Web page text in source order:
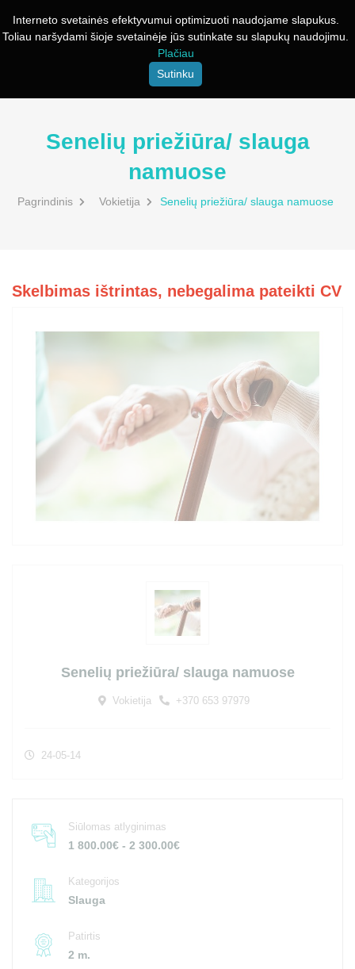
Interneto svetainės efektyvumui optimizuoti naudojame slapukus.
Toliau naršydami šioje svetainėje jūs sutinkate su slapukų naudojimu.
Plačiau
Sutinku
Senelių priežiūra/ slauga
namuose
Pagrindinis Vokietija Senelių priežiūra/ slauga namuose
Skelbimas ištrintas, nebegalima pateikti CV
Senelių priežiūra/ slauga namuose
Vokietija +370 653 97979
24-05-14
Siūlomas atlyginimas
1 800.00€ - 2 300.00€
Kategorijos
Slauga
Patirtis
2 m.